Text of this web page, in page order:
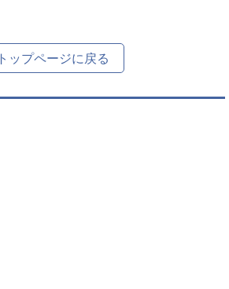
トップページに戻る